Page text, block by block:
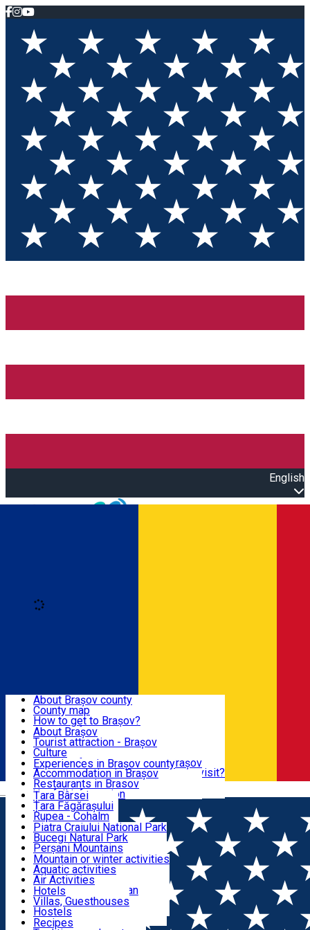
English
Română
BRAȘOV
EXPERIENCES
DESTINATIONS
NATURE
ACTIVE TOURISM
ACCOMMODATION
CULTURAL HERITAGE
About Brașov county
County map
How to get to Brașov?
Tourist Information Centers
Tourist Guides
Brașov Tourism Recommendations
Historical tourist attractions
What would a local recommend to visit?
Tourism news Brașov
Restaurants
About Brașov
Tourist attraction - Brașov
Culture
Tourist Information Center - Brașov
Accommodation in Brașov
Restaurants in Brasov
Usefull information
Experiences in Brașov county
Țara Bârsei
Țara Făgărașului
Rupea - Cohalm
ECO Destinations
Piatra Craiului National Park
Bucegi Natural Park
Perșani Mountains
Făgăraș Mountains
Postăvarul Peak
Măgura Codlei
Ciucaș Mountains
Protected areas
Other natural attractions
Speoturism
Mountain or winter activities
Aquatic activities
Air Activities
Adventure, Equestrian
Cycling, Running
Other activities
Hotels
Villas, Guesthouses
Hostels
Cottages
Recipes